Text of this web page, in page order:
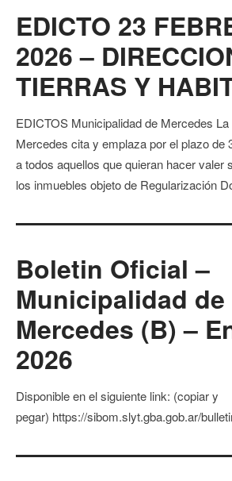
EDICTO 23
2026 –
TIERRAS Y
EDICTOS Municipalidad de Mercedes
Mercedes cita y emplaza por el plazo de
a todos aquellos que quieran hacer valer
los inmuebles objeto de Regularización
Boletin Oficial –
Municipalidad de
Mercedes (B) –
2026
Disponible en el siguiente link: (copiar y
pegar) https://sibom.slyt.gba.gob.ar/